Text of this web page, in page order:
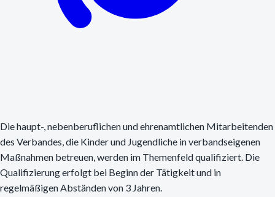
Die haupt-, nebenberuflichen und ehrenamtlichen Mitarbeitenden
des Verbandes, die Kinder und Jugendliche in verbandseigenen
Maßnahmen betreuen, werden im Themenfeld qualifiziert. Die
Qualifizierung erfolgt bei Beginn der Tätigkeit und in
regelmäßigen Abständen von 3 Jahren.